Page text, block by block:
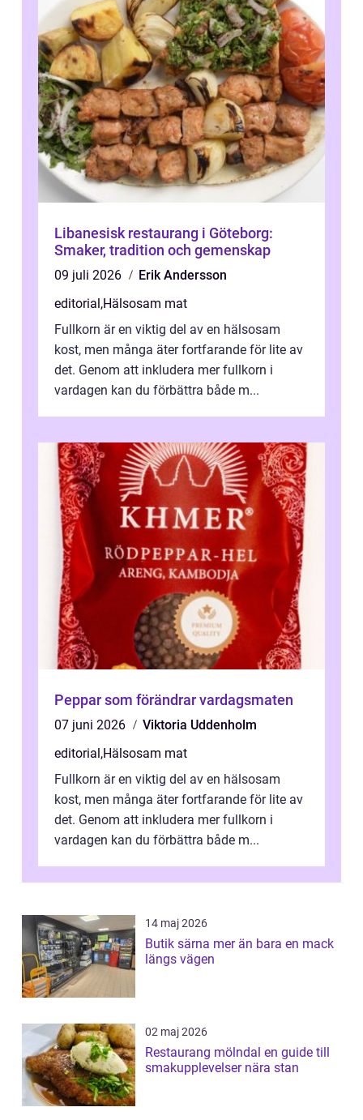
Libanesisk restaurang i Göteborg:
Smaker, tradition och gemenskap
09 juli 2026
Erik Andersson
editorial ,Hälsosam mat
Fullkorn är en viktig del av en hälsosam
kost, men många äter fortfarande för lite av
det. Genom att inkludera mer fullkorn i
vardagen kan du förbättra både m...
Peppar som förändrar vardagsmaten
07 juni 2026
Viktoria Uddenholm
editorial ,Hälsosam mat
Fullkorn är en viktig del av en hälsosam
kost, men många äter fortfarande för lite av
det. Genom att inkludera mer fullkorn i
vardagen kan du förbättra både m...
14 maj 2026
Butik särna mer än bara en mack
längs vägen
02 maj 2026
Restaurang mölndal en guide till
smakupplevelser nära stan